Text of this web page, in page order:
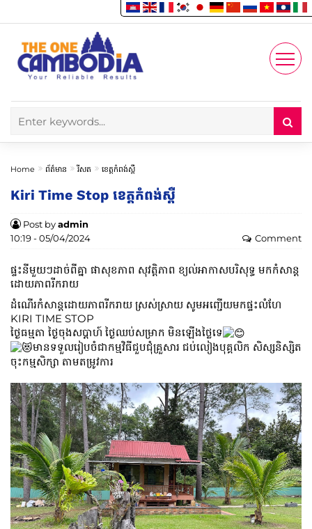
Account
Enjoy
Home ព័ត៌មាន រីសត ខេត្តកំពង់ស្ពឺ
Kiri Time Stop ខេត្តកំពង់ស្ពឺ
Post byadmin
10:19 - 05/04/2024
Comment
ផ្ទះនីមួយៗដាច់ពីគ្នា ផាសុខភាព សុវត្តិភាព ខ្យល់អាកាសបរិសុទ្ធ មកកំសាន្ត
ដោយភាពរីករាយ
ដំណើរកំសាន្តដោយភាពរីករាយ ស្រស់ស្រាយ សូមអញ្ជើយមកផ្ទះលំហែ
KIRI TIME STOP
ថ្ងៃធម្មតា ថ្ងៃចុងសប្តាហ៍ ថ្ងៃឈប់សម្រាក មិនឡើងថ្លៃទេ
មានទទួលរៀបចំជាកម្មវិធីជួបជុំគ្រួសារ ជប់លៀងបុគ្គលិក សិស្សនិស្សិត
ចុះកម្មសិក្សា តាមតម្រូវការ